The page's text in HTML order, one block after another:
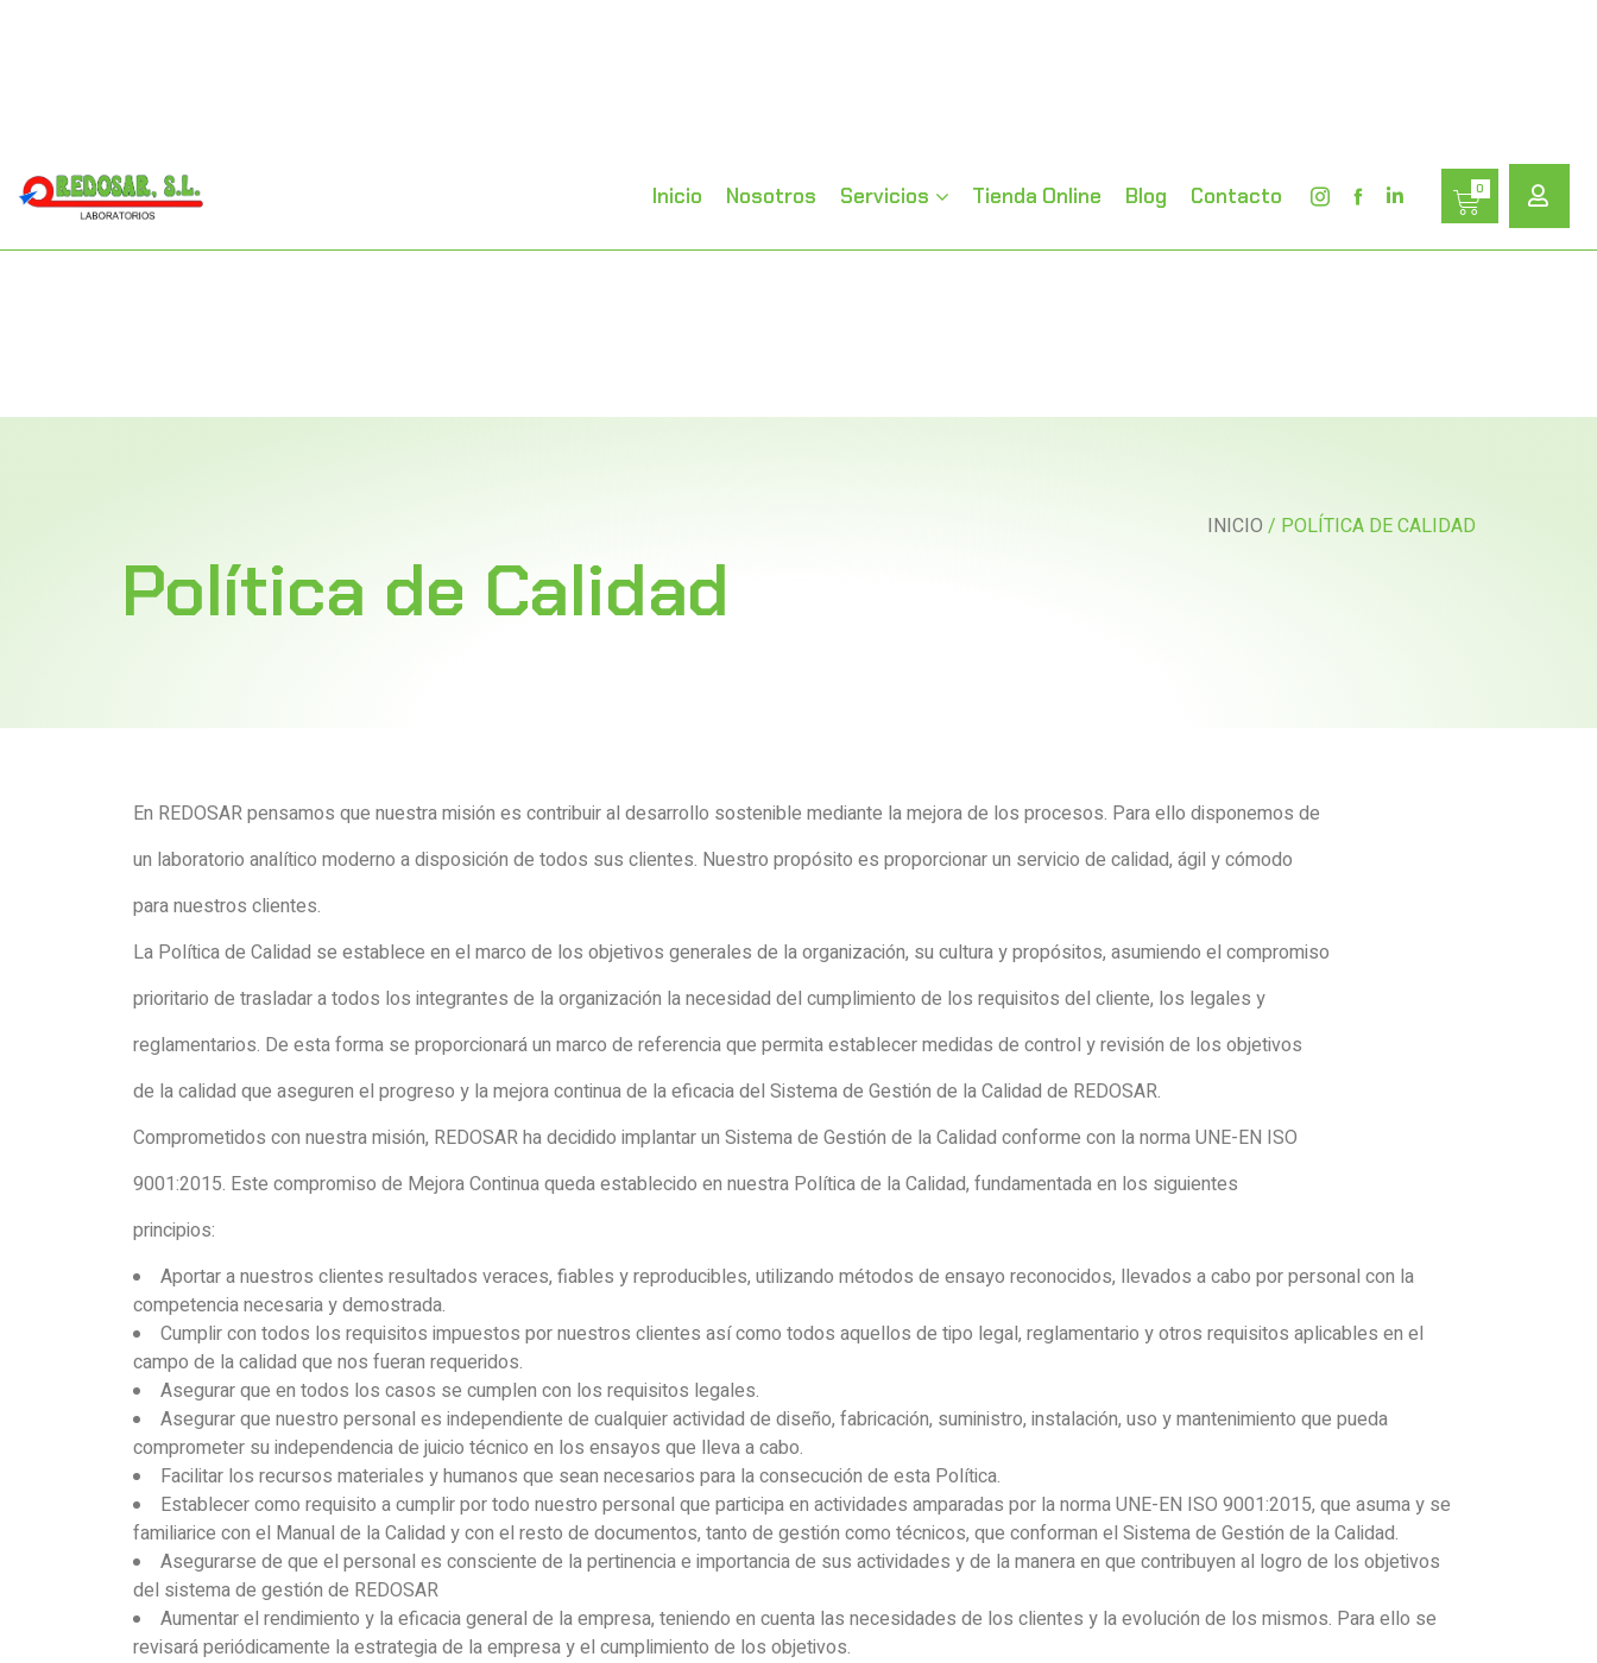
Inicio Nosotros Servicios Tienda Online Blog Contacto 0
Política de Calidad
INICIO / POLÍTICA DE CALIDAD
En REDOSAR pensamos que nuestra misión es contribuir al desarrollo sostenible mediante la mejora de los procesos. Para ello disponemos de
un laboratorio analítico moderno a disposición de todos sus clientes. Nuestro propósito es proporcionar un servicio de calidad, ágil y cómodo
para nuestros clientes.
La Política de Calidad se establece en el marco de los objetivos generales de la organización, su cultura y propósitos, asumiendo el compromiso
prioritario de trasladar a todos los integrantes de la organización la necesidad del cumplimiento de los requisitos del cliente, los legales y
reglamentarios. De esta forma se proporcionará un marco de referencia que permita establecer medidas de control y revisión de los objetivos
de la calidad que aseguren el progreso y la mejora continua de la eficacia del Sistema de Gestión de la Calidad de REDOSAR.
Comprometidos con nuestra misión, REDOSAR ha decidido implantar un Sistema de Gestión de la Calidad conforme con la norma UNE-EN ISO
9001:2015. Este compromiso de Mejora Continua queda establecido en nuestra Política de la Calidad, fundamentada en los siguientes
principios:
Aportar a nuestros clientes resultados veraces, fiables y reproducibles, utilizando métodos de ensayo reconocidos, llevados a cabo por personal con la
competencia necesaria y demostrada.
Cumplir con todos los requisitos impuestos por nuestros clientes así como todos aquellos de tipo legal, reglamentario y otros requisitos aplicables en el
campo de la calidad que nos fueran requeridos.
Asegurar que en todos los casos se cumplen con los requisitos legales.
Asegurar que nuestro personal es independiente de cualquier actividad de diseño, fabricación, suministro, instalación, uso y mantenimiento que pueda
comprometer su independencia de juicio técnico en los ensayos que lleva a cabo.
Facilitar los recursos materiales y humanos que sean necesarios para la consecución de esta Política.
Establecer como requisito a cumplir por todo nuestro personal que participa en actividades amparadas por la norma UNE-EN ISO 9001:2015, que asuma y se
familiarice con el Manual de la Calidad y con el resto de documentos, tanto de gestión como técnicos, que conforman el Sistema de Gestión de la Calidad.
Asegurarse de que el personal es consciente de la pertinencia e importancia de sus actividades y de la manera en que contribuyen al logro de los objetivos
del sistema de gestión de REDOSAR
Aumentar el rendimiento y la eficacia general de la empresa, teniendo en cuenta las necesidades de los clientes y la evolución de los mismos. Para ello se
revisará periódicamente la estrategia de la empresa y el cumplimiento de los objetivos.